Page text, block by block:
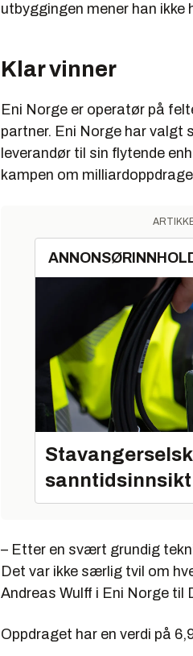
utbyggingen mener han ikke
Klar vinner
Eni Norge er operatør på
partner. Eni Norge har valgt
leverandør til sin flytende
kampen om
– Etter en svært grundig
Det var ikke særlig tvil om
Andreas Wulff i Eni Norge til
Oppdraget har en verdi på